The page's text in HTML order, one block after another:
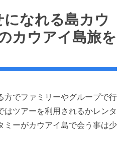
なれる島カウ
カウアイ島旅を
方でファミリーやグループで行
ツアーを利用されるかレンタ
ミーがカウアイ島で会う事は少